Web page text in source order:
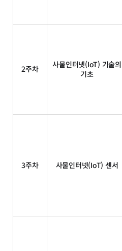
2주차
사물인터넷(IoT) 기술의
기초
3주차 사물인터넷(IoT) 센서